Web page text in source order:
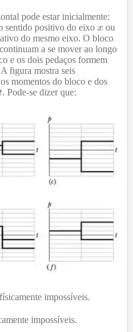
pode estar inicialmente:
sentido positivo do eixo
ou
do mesmo eixo. O bloco
a se mover ao longo
e os dois pedaços formem
figura mostra seis
momentos do bloco e dos
. Pode-se dizer que:
impossíveis.
impossíveis.